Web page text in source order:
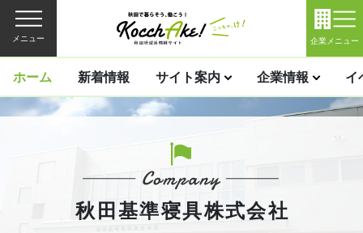
メニュー 企業メニュー
ホーム 新着情報 サイト案内 企業情報 イ
秋田基準寝具株式会社